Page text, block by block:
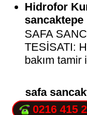
Hidrofor
sancaktepe
SAFA
TESİSATI:
bakım tamir
safa
0216 415